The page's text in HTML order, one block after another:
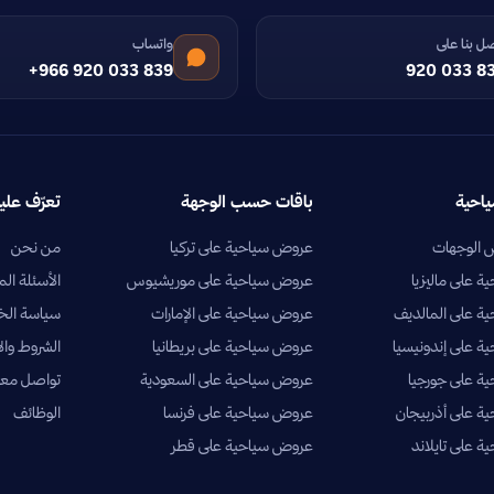
بنا على
920 033
واتساب
+966 920 033 839
على ماليزيا
على المالديف
على إندونيسيا
على جورجيا
على أذربيجان
على تايلاند
باقات حسب الوجهة
عروض سياحية على تركيا
عروض سياحية على موريشيوس
عروض سياحية على الإمارات
عروض سياحية على بريطانيا
عروض سياحية على السعودية
عروض سياحية على فرنسا
عروض سياحية على قطر
تعرّف
من نحن
الأسئلة
سياسة
الشروط
تواصل
الوظائف